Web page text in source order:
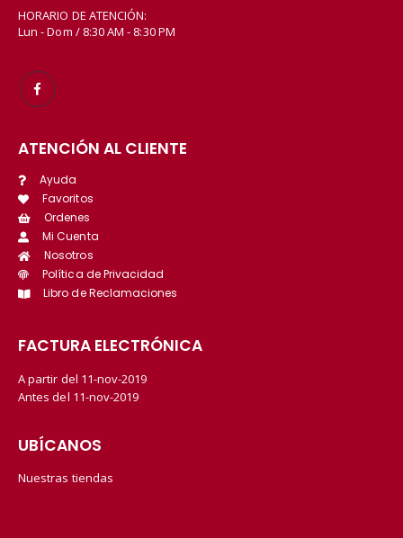
HORARIO DE ATENCIÓN:
Lun - Dom / 8:30 AM - 8:30 PM
ATENCIÓN AL CLIENTE
Ayuda
Favoritos
Ordenes
Mi Cuenta
Nosotros
Política de Privacidad
Libro de Reclamaciones
FACTURA ELECTRÓNICA
A partir del 11-nov-2019
Antes del 11-nov-2019
UBÍCANOS
Nuestras tiendas